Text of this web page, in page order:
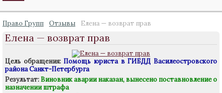
Право Групп Отзывы Елена — возврат прав
Елена — возврат прав
Цель обращения:Помощь юриста в ГИБДД Василеостровского
района Санкт-Петербурга
Результат:Виновник аварии наказан, вынесено поставновление о
назначении штрафа